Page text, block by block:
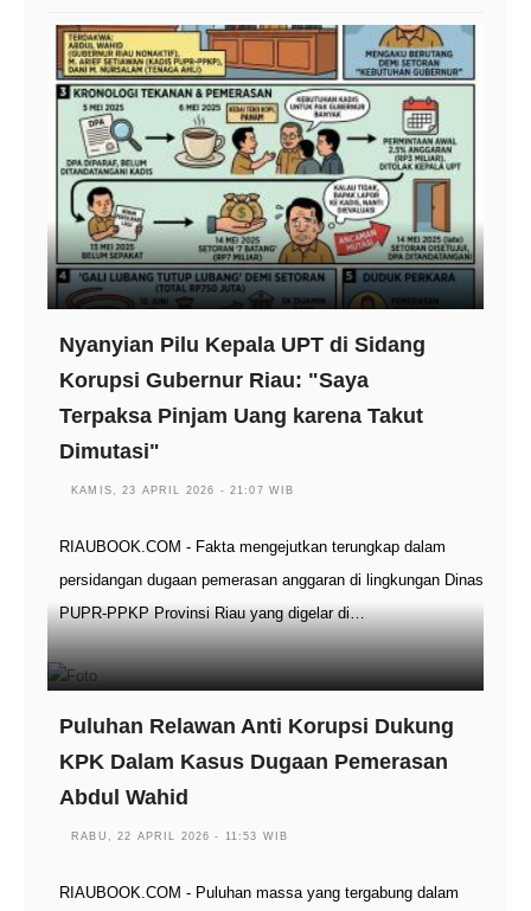
Nyanyian Pilu Kepala UPT di Sidang
Korupsi Gubernur Riau: "Saya
Terpaksa Pinjam Uang karena Takut
Dimutasi"
KAMIS, 23 APRIL 2026 - 21:07 WIB
RIAUBOOK.COM - Fakta mengejutkan terungkap dalam
persidangan dugaan pemerasan anggaran di lingkungan Dinas
PUPR-PPKP Provinsi Riau yang digelar di…
Puluhan Relawan Anti Korupsi Dukung
KPK Dalam Kasus Dugaan Pemerasan
Abdul Wahid
RABU, 22 APRIL 2026 - 11:53 WIB
RIAUBOOK.COM - Puluhan massa yang tergabung dalam